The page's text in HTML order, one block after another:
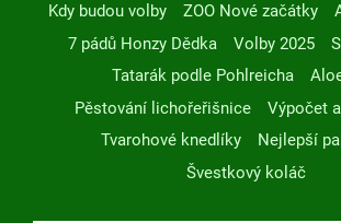
Kdy budou volby
ZOO Nové začátky
7 pádů Honzy Dědka
Volby 2025
Tatarák podle Pohlreicha
Pěstování lichořeřišnice
Výpočet
Tvarohové knedlíky
Nejlepší
Švestkový koláč